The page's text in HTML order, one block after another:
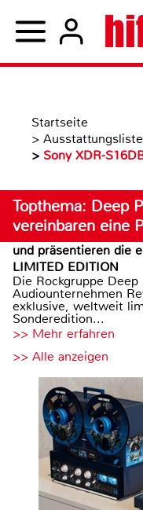
Startseite
>
> Sony XDR-
Topthema: Deep
vereinbaren eine
und präsentieren die
LIMITED EDITION
Die Rockgruppe
Audiounternehmen
exklusive, weltweit
Sonderedition...
>> Mehr erfahren
>> Alle anzeigen